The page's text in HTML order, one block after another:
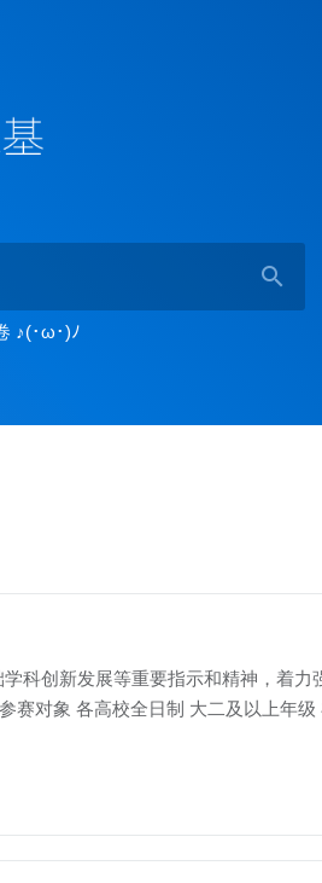
♪(･ω･)ﾉ
科创新发展等重要指示和精神，着力
对象 各高校全日制 大二及以上年